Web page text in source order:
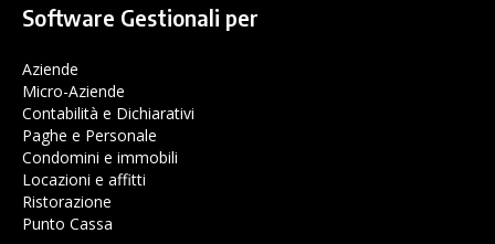
Software Gestionali per
Aziende
Micro-Aziende
Contabilità e Dichiarativi
Paghe e Personale
Condomini e immobili
Locazioni e affitti
Ristorazione
Punto Cassa